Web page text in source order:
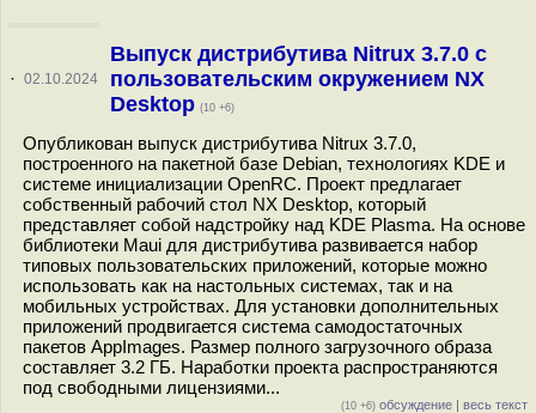
· 02.10.2024
Выпуск дистрибутива Nitrux 3.7.0 с
пользовательским окружением NX
Desktop (10 +6)
Опубликован выпуск дистрибутива Nitrux 3.7.0,
построенного на пакетной базе Debian, технологиях KDE и
системе инициализации OpenRC. Проект предлагает
собственный рабочий стол NX Desktop, который
представляет собой надстройку над KDE Plasma. На основе
библиотеки Maui для дистрибутива развивается набор
типовых пользовательских приложений, которые можно
использовать как на настольных системах, так и на
мобильных устройствах. Для установки дополнительных
приложений продвигается система самодостаточных
пакетов AppImages. Размер полного загрузочного образа
составляет 3.2 ГБ. Наработки проекта распространяются
под свободными лицензиями...
(10 +6) обсуждение | весь текст